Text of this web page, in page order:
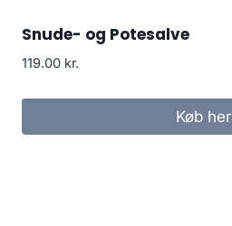
Snude- og Potesalve
119.00 kr.
Køb her